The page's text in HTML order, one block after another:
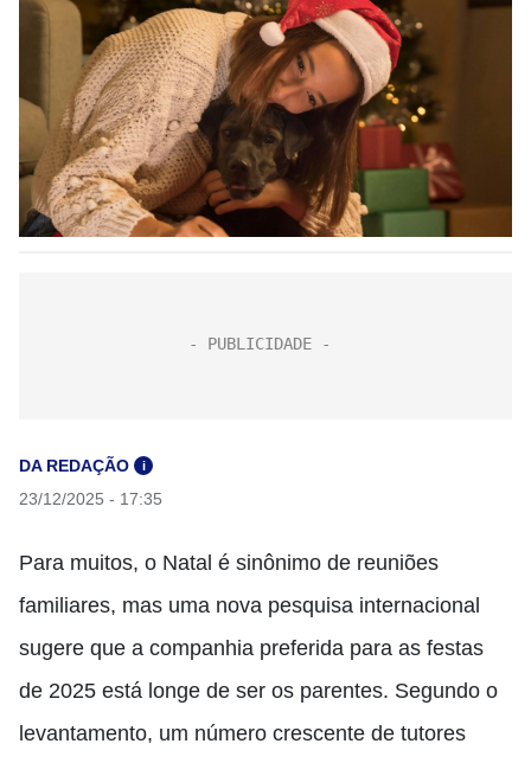
DA REDAÇÃO i
23/12/2025 - 17:35
Para muitos, o Natal é sinônimo de reuniões
familiares, mas uma nova pesquisa internacional
sugere que a companhia preferida para as festas
de 2025 está longe de ser os parentes. Segundo o
levantamento, um número crescente de tutores